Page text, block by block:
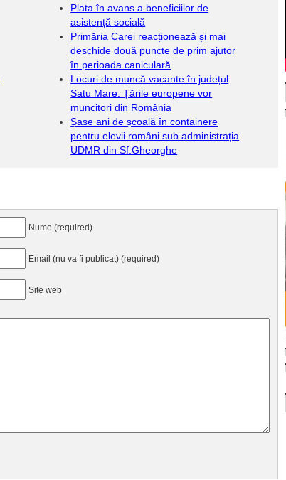
Plata în avans a beneficiilor de
asistență socială
Primăria Carei reacționează și mai
deschide două puncte de prim ajutor
în perioada caniculară
Locuri de muncă vacante în județul
Satu Mare. Țările europene vor
muncitori din România
Șase ani de școală în containere
pentru elevii români sub administrația
UDMR din Sf.Gheorghe
Nume (required)
Email (nu va fi publicat) (required)
Site web